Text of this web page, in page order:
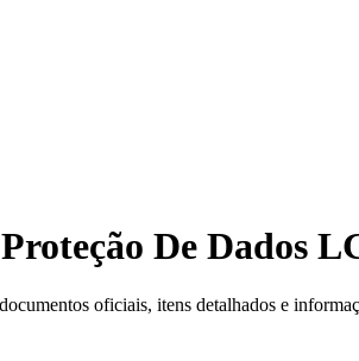
De Dados
oficiais, itens detalhados e